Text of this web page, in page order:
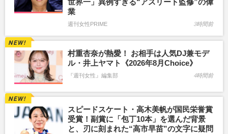
世界一」異例すぎる“アスリート監修”の偉
業
週刊女性PRIME 3時間前
村重杏奈が熱愛！ お相手は人気DJ兼モデ
ル・井上ヤマト《2026年8月Choice》
『週刊女性』編集部 4時間前
スピードスケート・高木美帆が国民栄誉賞
受賞！副賞に「包丁10本」を選んだ背景
と、刃に刻まれた“高市早苗”の文字に疑問